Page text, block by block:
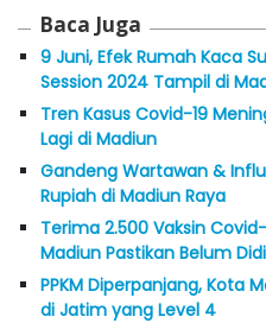
Baca Juga
9 Juni, Efek Rumah Kaca
Session 2024 Tampil di
Tren Kasus Covid-19
Lagi di Madiun
Gandeng Wartawan &
Rupiah di Madiun Raya
Terima 2.500 Vaksin
Madiun Pastikan Belum
PPKM Diperpanjang, Kota
di Jatim yang Level 4